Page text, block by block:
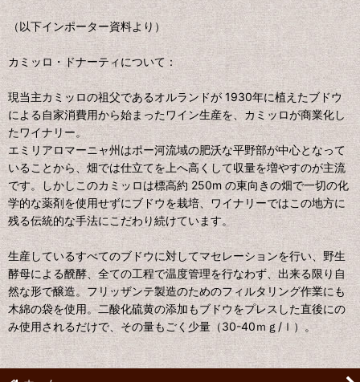
（以下インポーター資料より）
カミッロ・ドナーティについて：
現当主カミッロの祖父であるオルランドが 1930年に植えたブドウ
による自家消費用から始まったワイン生産を、カミッロが商業化し
たワイナリー。
エミリアロマーニャ州はポー河流域の肥沃な平野部が中心となって
いることから、畑では仕立てを上へ高くして収量を増やすのが主流
です。しかしこのカミッロは標高約 250m の東向きの畑で一切の化
学的な薬剤を使用せずにブドウを栽培、ワイナリーではこの地方に
残る伝統的な手法にこだわり続けています。
生産しているすべてのブドウに対してマセレーションを行い、野生
酵母による醗酵、全ての工程で温度管理を行なわず、出来る限り自
然な形で醸造。フリッザンテ製造のためのフィルタリング作業にも
木綿の袋を使用。二酸化硫黄の添加もブドウをプレスした直後にの
み使用されるだけで、その量もごく少量（30-40ｍｇ/ｌ）。